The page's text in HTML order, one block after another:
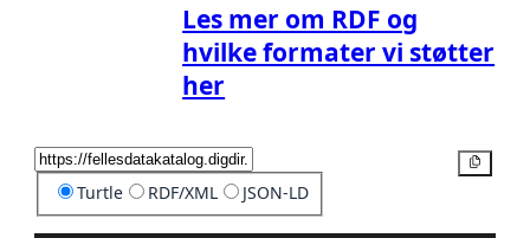
Les mer om RDF og
hvilke formater vi støtter
her
Turtle RDF/XML JSON-LD